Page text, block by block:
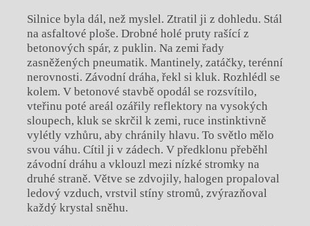
Silnice byla dál, než myslel. Ztratil ji z dohledu. Stál
na asfaltové ploše. Drobné holé pruty rašící z
betonových spár, z puklin. Na zemi řady
zasněžených pneumatik. Mantinely, zatáčky, terénní
nerovnosti. Závodní dráha, řekl si kluk. Rozhlédl se
kolem. V betonové stavbě opodál se rozsvítilo,
vteřinu poté areál ozářily reflektory na vysokých
sloupech, kluk se skrčil k zemi, ruce instinktivně
vylétly vzhůru, aby chránily hlavu. To světlo mělo
svou váhu. Cítil ji v zádech. V předklonu přeběhl
závodní dráhu a vklouzl mezi nízké stromky na
druhé straně. Větve se zdvojily, halogen propaloval
ledový vzduch, vrstvil stíny stromů, zvýrazňoval
každý krystal sněhu.